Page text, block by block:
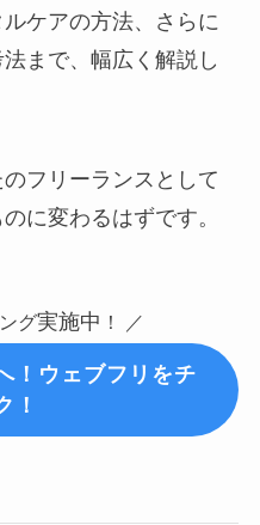
ケアの方法、さらに
まで、幅広く解説し
フリーランスとして
に変わるはずです。
グ実施中 ！ ／
！ウェブフリをチ
！